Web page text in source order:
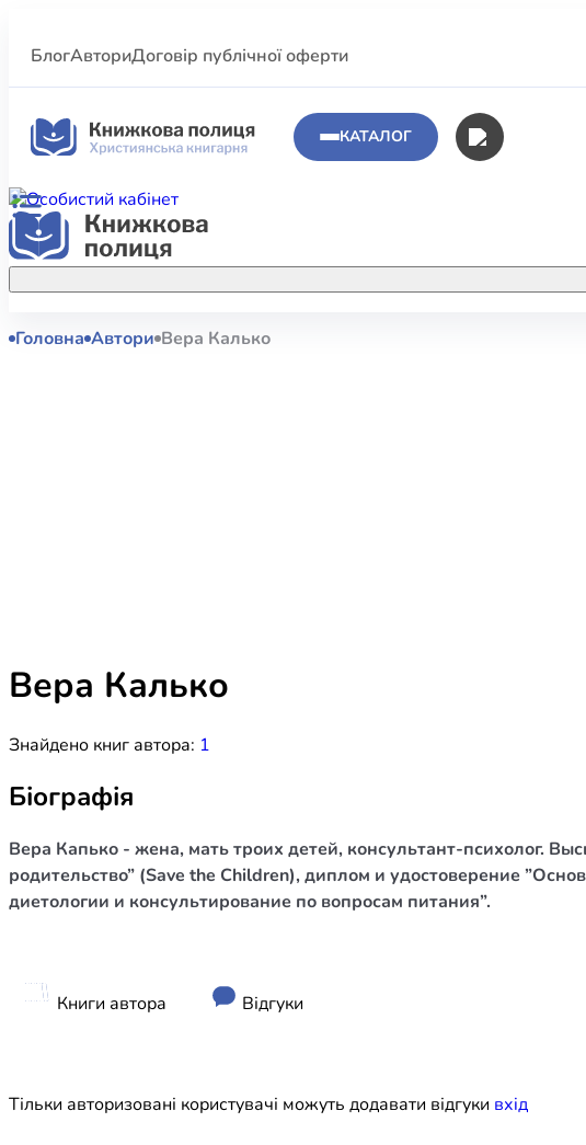
БлогАвториДоговір публічної оферти
КАТАЛОГ
Акційні пропозиції
полиці.
КНИГИ
Шлюб і сім`я
Головна Автори Вера Калько
Вера Калько
Знайдено книг автора: 1
Біографія
Вера Капько - жена, мать троих детей, консультант-психолог.
родительство” (Save the Children), диплом и удостоверение
диетологии и консультирование по вопросам питания”.
Книги автора Відгуки
Тільки авторизовані користувачі можуть додавати відгуки вхiд